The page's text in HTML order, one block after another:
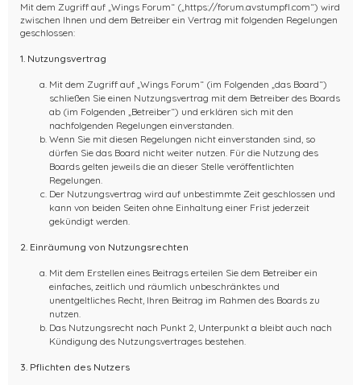
Mit dem Zugriff auf „Wings Forum“ („https://forum.avstumpfl.com“) wird
zwischen Ihnen und dem Betreiber ein Vertrag mit folgenden Regelungen
geschlossen:
1. Nutzungsvertrag
Mit dem Zugriff auf „Wings Forum“ (im Folgenden „das Board“)
schließen Sie einen Nutzungsvertrag mit dem Betreiber des Boards
ab (im Folgenden „Betreiber“) und erklären sich mit den
nachfolgenden Regelungen einverstanden.
Wenn Sie mit diesen Regelungen nicht einverstanden sind, so
dürfen Sie das Board nicht weiter nutzen. Für die Nutzung des
Boards gelten jeweils die an dieser Stelle veröffentlichten
Regelungen.
Der Nutzungsvertrag wird auf unbestimmte Zeit geschlossen und
kann von beiden Seiten ohne Einhaltung einer Frist jederzeit
gekündigt werden.
2. Einräumung von Nutzungsrechten
Mit dem Erstellen eines Beitrags erteilen Sie dem Betreiber ein
einfaches, zeitlich und räumlich unbeschränktes und
unentgeltliches Recht, Ihren Beitrag im Rahmen des Boards zu
nutzen.
Das Nutzungsrecht nach Punkt 2, Unterpunkt a bleibt auch nach
Kündigung des Nutzungsvertrages bestehen.
3. Pflichten des Nutzers